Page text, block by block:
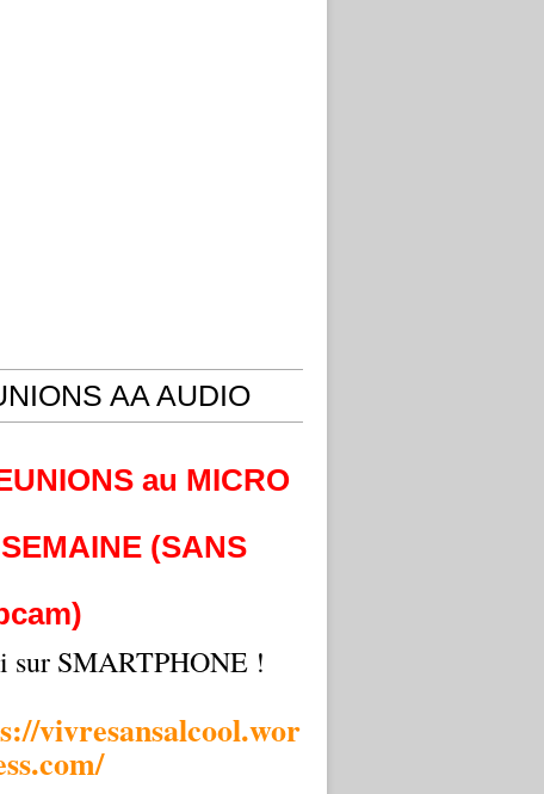
AA AUDIO
au MICRO
(SANS
sur SMARTPHONE !
vivresansalcool.wor